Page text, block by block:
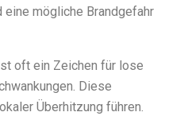
mögliche Brandgefahr
oft ein Zeichen für lose
Diese
Überhitzung führen.